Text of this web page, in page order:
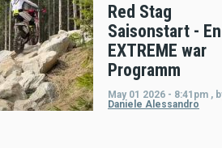
Red Stag
Saisonstart -
EXTREME war
Programm
May 01 2026 - 8:41pm ,
Daniele Alessandro